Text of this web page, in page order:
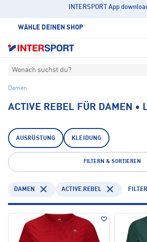
INTERSPORT App
WÄHLE DEINEN SHOP
Wonach suchst du?
Damen
ACTIVE REBEL FÜR DAMEN •
AUSRÜSTUNG KLEIDUNG
FILTERN & SORTIEREN
DAMEN ACTIVE REBEL